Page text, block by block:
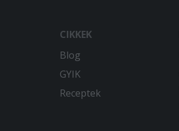
CIKKEK
Blog
GYIK
Receptek